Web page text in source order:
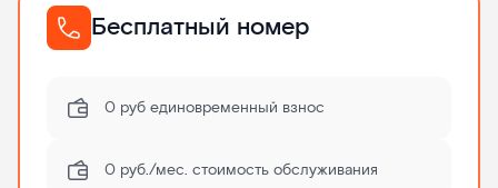
Бесплатный номер
0 руб единовременный взнос
0 руб./мес. стоимость обслуживания